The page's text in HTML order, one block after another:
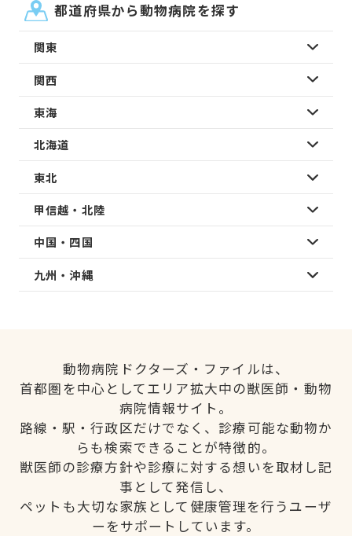
都道府県から動物病院を探す
関東
関西
東海
北海道
東北
甲信越・北陸
中国・四国
九州・沖縄
動物病院ドクターズ・ファイルは、
首都圏を中心としてエリア拡大中の獣医師・動物
病院情報サイト。
路線・駅・行政区だけでなく、診療可能な動物か
らも検索できることが特徴的。
獣医師の診療方針や診療に対する想いを取材し記
事として発信し、
ペットも大切な家族として健康管理を行うユーザ
ーをサポートしています。